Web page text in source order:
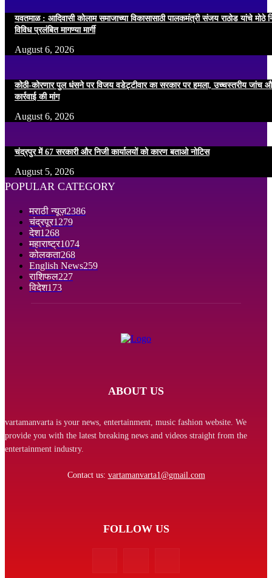
यवतमाळ : आदिवासी कोलाम समाजाच्या विकासासाठी पालकमंत्री संजय राठोड यांचे मोठे
विविध प्रलंबित मागण्या मार्गी
August 6, 2026
कोठी-कोरणार पुल धंसने पर विजय वडेट्टीवार का सरकार पर हमला, उच्चस्तरीय जांच
कार्रवाई की मांग
August 6, 2026
चंद्रपुर में 67 सरकारी और निजी कार्यालयों को कारण बताओ नोटिस
August 5, 2026
POPULAR CATEGORY
मराठी न्यूज़2386
चंद्रपूर1279
देश1268
महाराष्ट्र1074
कोलकता268
English News259
राशिफल227
विदेश173
ABOUT US
vartamanvarta is your news, entertainment, music fashion website. We
provide you with the latest breaking news and videos straight from the
entertainment industry.
Contact us: vartamanvarta1@gmail.com
FOLLOW US